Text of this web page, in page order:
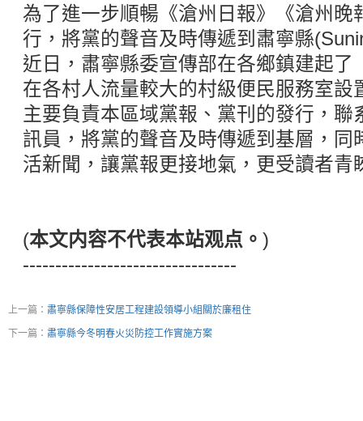
為了進一步順暢《滄州日報》《滄州晚
行，將黨的聲音及時傳遞到肅寧縣
近日，肅寧縣委宣傳部在各鄉鎮建起了
在各村人流量較大的村級便民服務室設
主要負責本區域黨報、黨刊的發行，聯
訊員，將黨的聲音及時傳遞到基層，同
活新聞，讓黨報更接地氣，更受讀者青
(本文内容不代表本站观点。 )
---------------------------------
上一篇： 肅寧縣保障性安居工程建設領導小組關於廉租住
下一篇： 肅寧縣今冬明春火災防控工作實施方案